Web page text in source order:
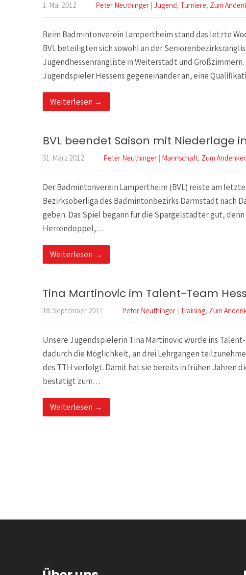
1. Mai 2012 Peter Neuthinger Jugend, Turniere, Zum
Beim Badmintonverein Lampertheim stand das letzte
BVL beteiligten sich sowohl an der
Jugendhessenrangliste in Weiterstadt und
Jugendspieler Hessens gegeneinander an, eine
Weiterlesen →
BVL beendet Saison mit Niederlage
31. März 2012 Peter Neuthinger Mannschaft, Zum
Der Badmintonverein Lampertheim (BVL) reiste am
Bezirksoberliga des Badmintonbezirks Darmstadt nach
geben. Das Spiel begann für die Spargelstädter gut, denn
Herrendoppel,…
Weiterlesen →
Tina Martinovic im Talent-Team
18. September 2011 Peter Neuthinger Training, Zum
Unsere Jugendspielerin Tina Martinovic wurde ins
dadurch die Möglichkeit, an drei Lehrgängen
des TTH verfolgt. Damit hat sie bereits in frühen Jahren
bestätigt zum…
Weiterlesen →